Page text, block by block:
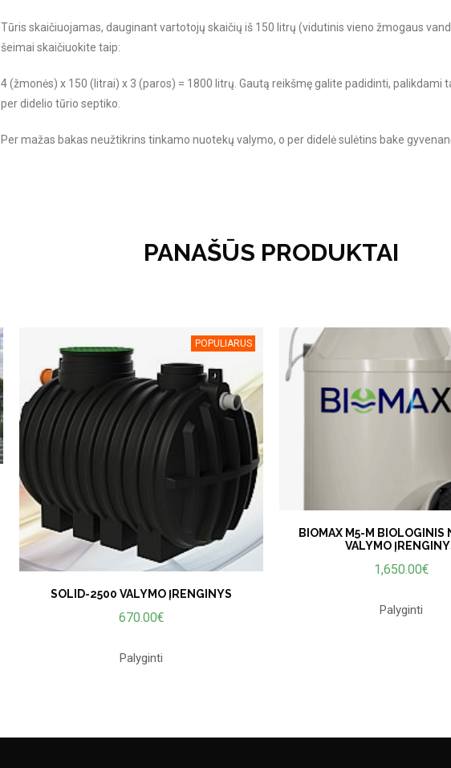
Tūris skaičiuojamas, dauginant vartotojų skaičių iš 150 litrų (vidutinis vieno žmogaus
šeimai skaičiuokite taip:
4 (žmonės) x 150 (litrai) x 3 (paros) = 1800 litrų. Gautą reikšmę galite padidinti,
per didelio tūrio septiko.
Per mažas bakas neužtikrins tinkamo nuotekų valymo, o per didelė sulėtins bake
PANAŠŪS PRODUKTAI
POPULIARUS
SOLID-2500 VALYMO ĮRENGINYS
670.00€
Palyginti
BIOMAX M5-M BIOLOGINIS
VALYMO
1,650.00€
Palyginti